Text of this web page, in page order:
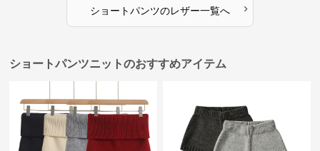
ショートパンツのレザー一覧へ ›
ショートパンツニットのおすすめアイテム